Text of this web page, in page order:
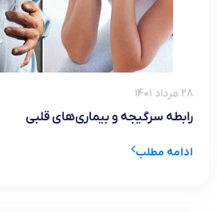
۲۸ مرداد ۱۴۰۱
رابطه سرگیجه و بیماری‌های قلبی
ادامه مطلب